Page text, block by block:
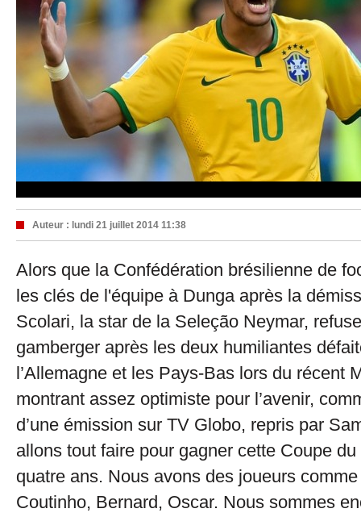
Auteur : lundi 21 juillet 2014 11:38
Alors que la Confédération brésilienne de
les clés de l'équipe à Dunga après la
Scolari, la star de la Seleção Neymar,
gamberger après les deux humiliantes
l’Allemagne et les Pays-Bas lors du récent
montrant assez optimiste pour l’avenir,
d’une émission sur TV Globo, repris par
allons tout faire pour gagner cette Coupe
quatre ans. Nous avons des joueurs
Coutinho, Bernard, Oscar. Nous sommes